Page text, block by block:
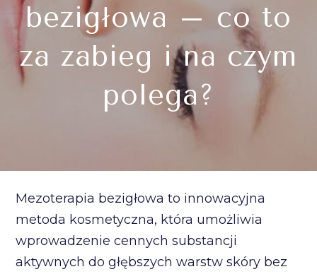
bezigłowa – co to
za zabieg i na czym
polega?
Mezoterapia bezigłowa to innowacyjna
metoda kosmetyczna, która umożliwia
wprowadzenie cennych substancji
aktywnych do głębszych warstw skóry bez